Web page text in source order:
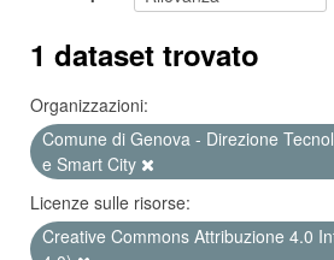
1 dataset trovato
Organizzazioni:
Comune di Genova - Direzione
e Smart City
Licenze sulle risorse:
Creative Commons Attribuzione 4.0